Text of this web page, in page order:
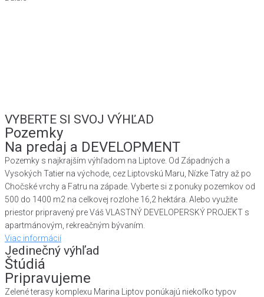
VYBERTE SI SVOJ VÝHĽAD
Pozemky
Na predaj a DEVELOPMENT
Pozemky s najkrajším výhľadom na Liptove. Od Západných a
Vysokých Tatier na východe, cez Liptovskú Maru, Nízke Tatry až po
Chočské vrchy a Fatru na západe. Vyberte si z ponuky pozemkov od
500 do 1400 m2 na celkovej rozlohe 16,2 hektára. Alebo využite
priestor pripravený pre Váš VLASTNÝ DEVELOPERSKÝ PROJEKT s
apartmánovým, rekreačným bývaním.
Viac informácií
Jedinečný výhľad
Štúdiá
Pripravujeme
Zelené terasy komplexu Marina Liptov ponúkajú niekoľko typov